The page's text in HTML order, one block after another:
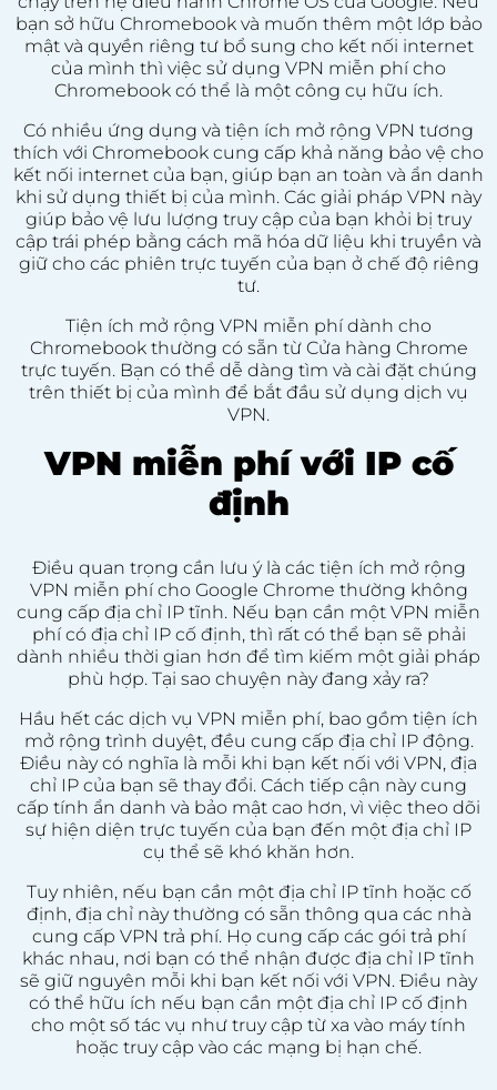
bạn sở hữu Chromebook và muốn thêm một lớp bảo
mật và quyền riêng tư bổ sung cho kết nối internet
của mình thì việc sử dụng VPN miễn phí cho
Chromebook có thể là một công cụ hữu ích.
Có nhiều ứng dụng và tiện ích mở rộng VPN tương
thích với Chromebook cung cấp khả năng bảo vệ cho
kết nối internet của bạn, giúp bạn an toàn và ẩn danh
khi sử dụng thiết bị của mình. Các giải pháp VPN này
giúp bảo vệ lưu lượng truy cập của bạn khỏi bị truy
cập trái phép bằng cách mã hóa dữ liệu khi truyền và
giữ cho các phiên trực tuyến của bạn ở chế độ riêng
tư.
Tiện ích mở rộng VPN miễn phí dành cho
Chromebook thường có sẵn từ Cửa hàng Chrome
trực tuyến. Bạn có thể dễ dàng tìm và cài đặt chúng
trên thiết bị của mình để bắt đầu sử dụng dịch vụ
VPN.
VPN miễn phí với IP cố
định
Điều quan trọng cần lưu ý là các tiện ích mở rộng
VPN miễn phí cho Google Chrome thường không
cung cấp địa chỉ IP tĩnh. Nếu bạn cần một VPN miễn
phí có địa chỉ IP cố định, thì rất có thể bạn sẽ phải
dành nhiều thời gian hơn để tìm kiếm một giải pháp
phù hợp. Tại sao chuyện này đang xảy ra?
Hầu hết các dịch vụ VPN miễn phí, bao gồm tiện ích
mở rộng trình duyệt, đều cung cấp địa chỉ IP động.
Điều này có nghĩa là mỗi khi bạn kết nối với VPN, địa
chỉ IP của bạn sẽ thay đổi. Cách tiếp cận này cung
cấp tính ẩn danh và bảo mật cao hơn, vì việc theo dõi
sự hiện diện trực tuyến của bạn đến một địa chỉ IP
cụ thể sẽ khó khăn hơn.
Tuy nhiên, nếu bạn cần một địa chỉ IP tĩnh hoặc cố
định, địa chỉ này thường có sẵn thông qua các nhà
cung cấp VPN trả phí. Họ cung cấp các gói trả phí
khác nhau, nơi bạn có thể nhận được địa chỉ IP tĩnh
sẽ giữ nguyên mỗi khi bạn kết nối với VPN. Điều này
có thể hữu ích nếu bạn cần một địa chỉ IP cố định
cho một số tác vụ như truy cập từ xa vào máy tính
hoặc truy cập vào các mạng bị hạn chế.